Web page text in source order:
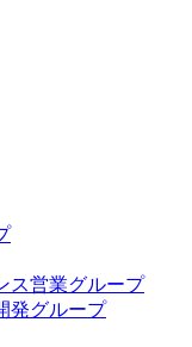
ス営業グループ
発グループ